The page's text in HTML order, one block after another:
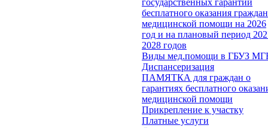
государственных гарантий
бесплатного оказания
медицинской помощи на 2026
год и на плановый период
2028 годов
Виды мед.помощи в ГБУЗ
Диспансеризация
ПАМЯТКА для граждан о
гарантиях бесплатного
медицинской помощи
Прикрепление к участку
Платные услуги